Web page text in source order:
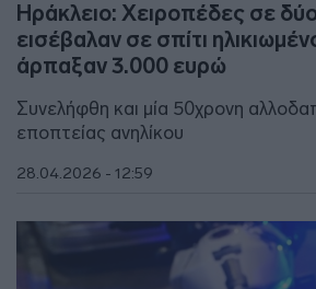
Ηράκλειο: Χειροπέδες σε
εισέβαλαν σε σπίτι
άρπαξαν 3.000 ευρώ
Συνελήφθη και μία 50χρονη
εποπτείας ανηλίκου
28.04.2026 - 12:59